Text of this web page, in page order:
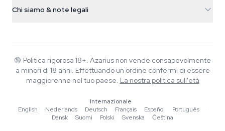
+31(0)204897914
Smokeshop
FAQ
Informativa sulla privacy
Chi siamo & note legali
Wiki
Blog
Musica
Linee guida editoriali
Strumenti e Calcolatori
🔞 Politica rigorosa 18+. Azarius non vende consapevolmente
a minori di 18 anni. Effettuando un ordine confermi di essere
maggiorenne nel tuo paese. La nostra politica sull'età
Internazionale
English
·Nederlands ·Deutsch ·Français ·Español ·Português
·
Dansk
·Suomi ·Polski ·Svenska ·Čeština